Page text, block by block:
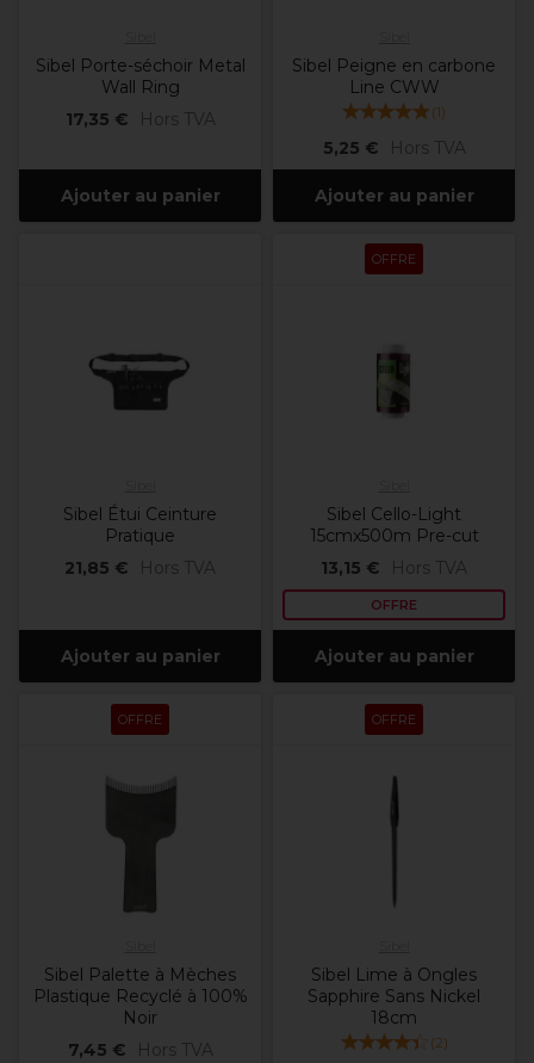
Sibel Porte-séchoir Metal
Wall Ring
17,35 €
Hors TVA
Ajouter au panier
Sibel Peigne en carbone
Line CWW
(1)
5,25 € Hors TVA
Ajouter au panier
Sibel Étui Ceinture
Pratique
21,85 €
Hors TVA
Ajouter au panier
OFFRE
Sibel Cello-Light
15cmx500m Pre-cut
13,15 €
Hors TVA
OFFRE
Ajouter au panier
OFFRE
Sibel Palette à Mèches
Plastique Recyclé à 100%
Noir
7,45 €
Hors TVA
OFFRE
Sibel Lime à Ongles
Sapphire Sans Nickel
18cm
(2)